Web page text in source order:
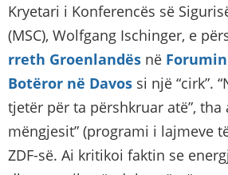
Kryetari i Konferencës së
(MSC), Wolfgang Ischinger, e
rreth Groenlandës në
Botëror në Davos si një “cirk”.
tjetër për ta përshkruar atë”, tha
mëngjesit” (programi i lajmeve
ZDF-së. Ai kritikoi faktin se